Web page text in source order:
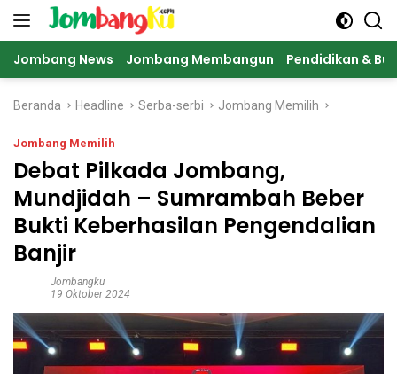
Langsung
Jombang News Jombang Membangun Pendidikan &
Beranda Headline Serba-serbi Jombang Memilih
Jombang Memilih
Debat Pilkada Jombang,
Mundjidah – Sumrambah Beber
Bukti Keberhasilan Pengendalian
Banjir
Jombangku
19 Oktober 2024